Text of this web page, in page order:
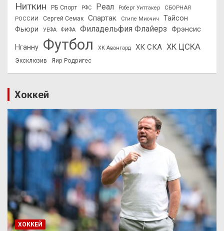
Ниткин
РБ Спорт РФС Реал Роберт Уиттакер
СБОРНАЯ
РОССИИ
Сергей Семак Спартак Стипе Миочич
Тайсон
Фьюри
УЕФА ФИФА Филадельфия Флайерз Фрэнсис
Нганну Футбол ХК Авангард ХК СКА ХК ЦСКА
Эксклюзив Яир Родригес
Хоккей
ХОККЕЙ